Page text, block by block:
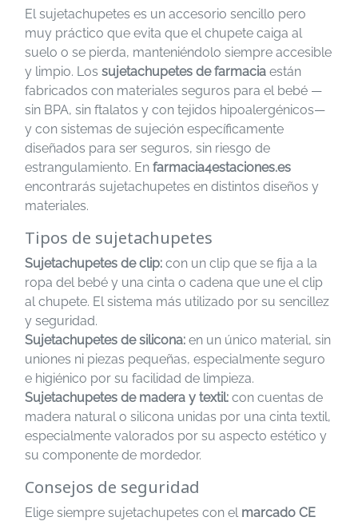
El sujetachupetes es un accesorio sencillo pero
muy práctico que evita que el chupete caiga al
suelo o se pierda, manteniéndolo siempre accesible
y limpio. Los sujetachupetes de farmacia están
fabricados con materiales seguros para el bebé —
sin BPA, sin ftalatos y con tejidos hipoalergénicos—
y con sistemas de sujeción específicamente
diseñados para ser seguros, sin riesgo de
estrangulamiento. En farmacia4estaciones.es
encontrarás sujetachupetes en distintos diseños y
materiales.
Tipos de sujetachupetes
Sujetachupetes de clip: con un clip que se fija a la
ropa del bebé y una cinta o cadena que une el clip
al chupete. El sistema más utilizado por su sencillez
y seguridad.
Sujetachupetes de silicona: en un único material, sin
uniones ni piezas pequeñas, especialmente seguro
e higiénico por su facilidad de limpieza.
Sujetachupetes de madera y textil: con cuentas de
madera natural o silicona unidas por una cinta textil,
especialmente valorados por su aspecto estético y
su componente de mordedor.
Consejos de seguridad
Elige siempre sujetachupetes con el marcado CE